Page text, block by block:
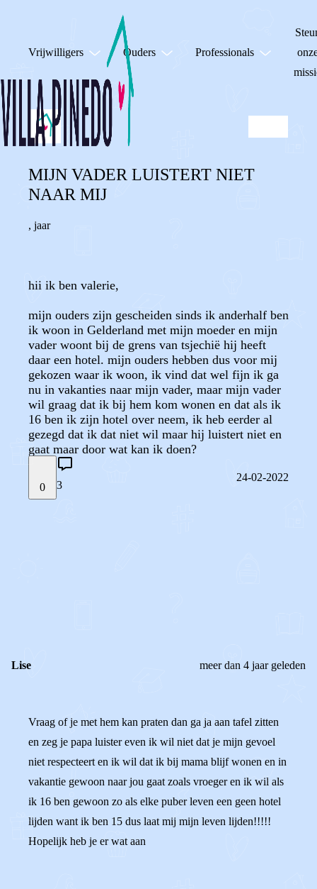
Vrijwilligers Ouders Professionals
MIJN VADER LUISTERT NIET
NAAR MIJ
, jaar
hii ik ben valerie,
mijn ouders zijn gescheiden sinds ik anderhalf ben
ik woon in Gelderland met mijn moeder en mijn
vader woont bij de grens van tsjechië hij heeft
daar een hotel. mijn ouders hebben dus voor mij
gekozen waar ik woon, ik vind dat wel fijn ik ga
nu in vakanties naar mijn vader, maar mijn vader
wil graag dat ik bij hem kom wonen en dat als ik
16 ben ik zijn hotel over neem, ik heb eerder al
gezegd dat ik dat niet wil maar hij luistert niet en
gaat maar door wat kan ik doen?
0 3
24-02-2022
Lise meer dan 4 jaar geleden
Vraag of je met hem kan praten dan ga ja aan tafel zitten
en zeg je papa luister even ik wil niet dat je mijn gevoel
niet respecteert en ik wil dat ik bij mama blijf wonen en in
vakantie gewoon naar jou gaat zoals vroeger en ik wil als
ik 16 ben gewoon zo als elke puber leven een geen hotel
lijden want ik ben 15 dus laat mij mijn leven lijden!!!!!
Hopelijk heb je er wat aan